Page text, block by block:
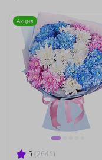
5 (2641)
Акция